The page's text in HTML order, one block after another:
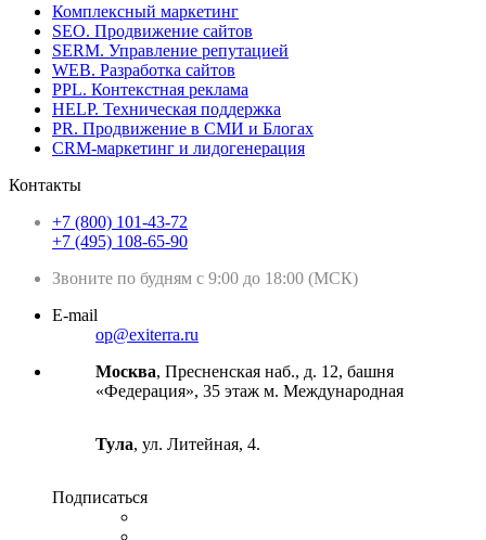
Комплексный маркетинг
SEO. Продвижение сайтов
SERM. Управление репутацией
WEB. Разработка сайтов
PPL. Контекстная реклама
HELP. Техническая поддержка
PR. Продвижение в СМИ и Блогах
CRM-маркетинг и лидогенерация
Контакты
+7 (800) 101-43-72
+7 (495) 108-65-90
Звоните по будням с 9:00 до 18:00 (МСК)
E-mail
op@exiterra.ru
Москва, Пресненская наб., д. 12, башня
«Федерация», 35 этаж м. Международная
Тула, ул. Литейная, 4.
Подписаться